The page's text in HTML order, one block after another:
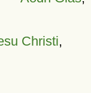
Christi,